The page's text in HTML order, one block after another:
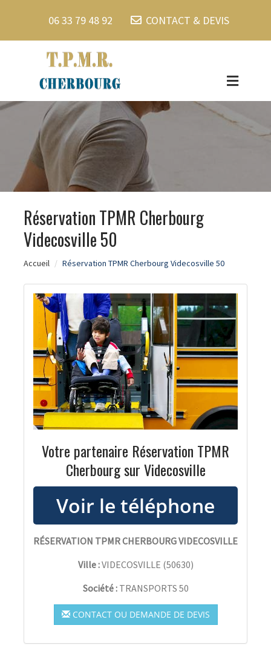
06 33 79 48 92 CONTACT & DEVIS
Réservation TPMR Cherbourg
Videcosville 50
Accueil Réservation TPMR Cherbourg Videcosville 50
Votre partenaire Réservation TPMR
Cherbourg sur Videcosville
RÉSERVATION TPMR CHERBOURG VIDECOSVILLE
Ville :VIDECOSVILLE (50630)
Société : TRANSPORTS 50
CONTACT OU DEMANDE DE DEVIS